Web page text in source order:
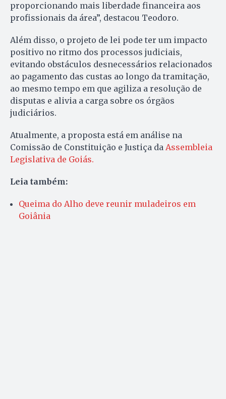
proporcionando mais liberdade financeira aos
profissionais da área”, destacou Teodoro.
Além disso, o projeto de lei pode ter um impacto
positivo no ritmo dos processos judiciais,
evitando obstáculos desnecessários relacionados
ao pagamento das custas ao longo da tramitação,
ao mesmo tempo em que agiliza a resolução de
disputas e alivia a carga sobre os órgãos
judiciários.
Atualmente, a proposta está em análise na
Comissão de Constituição e Justiça da Assembleia
Legislativa de Goiás.
Leia também:
Queima do Alho deve reunir muladeiros em
Goiânia